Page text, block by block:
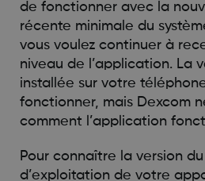
de fonctionner avec la
récente minimale du
vous voulez continuer à
niveau de l’application. La
installée sur votre
fonctionner, mais Dexcom
comment l’application
Pour connaître la version
d’exploitation de votre